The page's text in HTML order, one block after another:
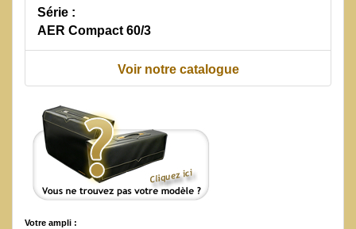
Série :
AER Compact 60/3
Voir notre catalogue
Votre ampli :